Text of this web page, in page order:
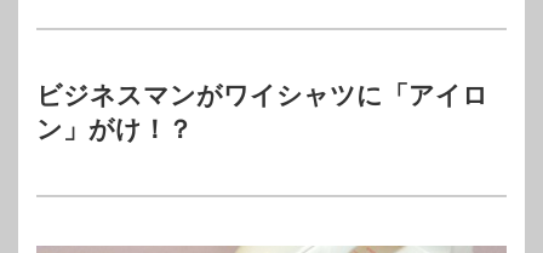
ビジネスマンがワイシャツに「アイロ
ン」がけ！？